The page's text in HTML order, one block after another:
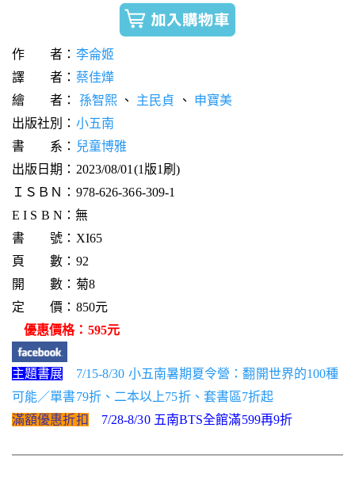
作 者： 李侖姬
譯 者： 蔡佳燁
繪 者： 孫智熙、 主民貞 、 申寶美
出版社別： 小五南
書 系： 兒童博雅
出版日期：2023/08/01(1版1刷)
ＩＳＢＮ：978-626-366-309-1
E I S B N：無
書 號：XI65
頁 數：92
開 數：菊8
定 價：850元
優惠價格：595元
主題書展
7/15-8/30 小五南暑期夏令營：翻開世界的100種
可能／單書79折、二本以上75折、套書區7折起
滿額優惠折扣
7/28-8/30 五南BTS全館滿599再9折